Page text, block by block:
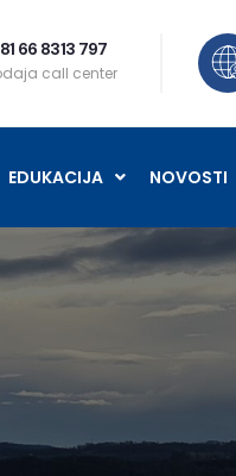
66 8313 797
call center
EDUKACIJA NOVOSTI